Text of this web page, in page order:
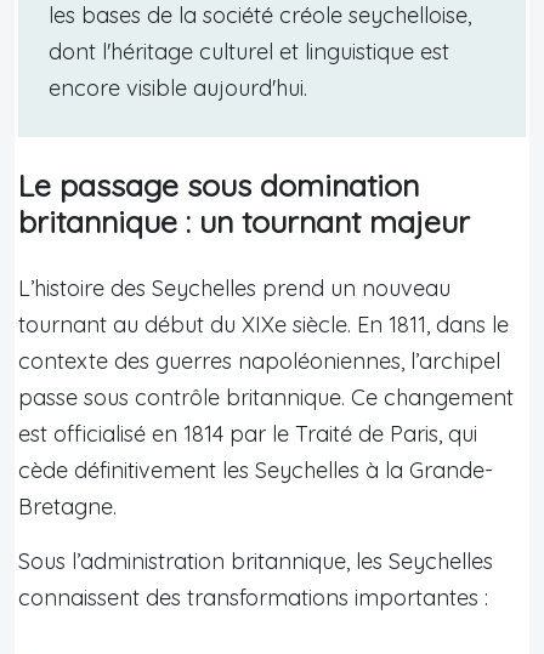
les bases de la société créole seychelloise,
dont l'héritage culturel et linguistique est
encore visible aujourd'hui.
Le passage sous domination
britannique : un tournant majeur
L’histoire des Seychelles prend un nouveau
tournant au début du XIXe siècle. En 1811, dans le
contexte des guerres napoléoniennes, l’archipel
passe sous contrôle britannique. Ce changement
est officialisé en 1814 par le Traité de Paris, qui
cède définitivement les Seychelles à la Grande-
Bretagne.
Sous l’administration britannique, les Seychelles
connaissent des transformations importantes :